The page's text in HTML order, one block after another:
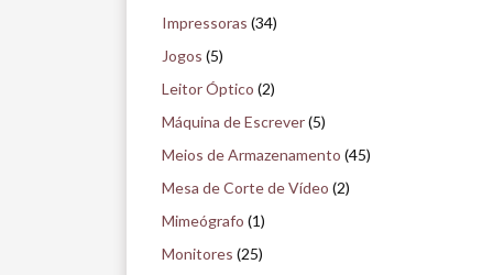
Impressoras (34)
Jogos (5)
Leitor Óptico (2)
Máquina de Escrever(5)
Meios de Armazenamento (45)
Mesa de Corte de Vídeo (2)
Mimeógrafo (1)
Monitores (25)